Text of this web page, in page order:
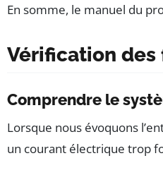
En somme, le manuel du
Vérification des
Comprendre le
Lorsque nous évoquons
un courant électrique trop